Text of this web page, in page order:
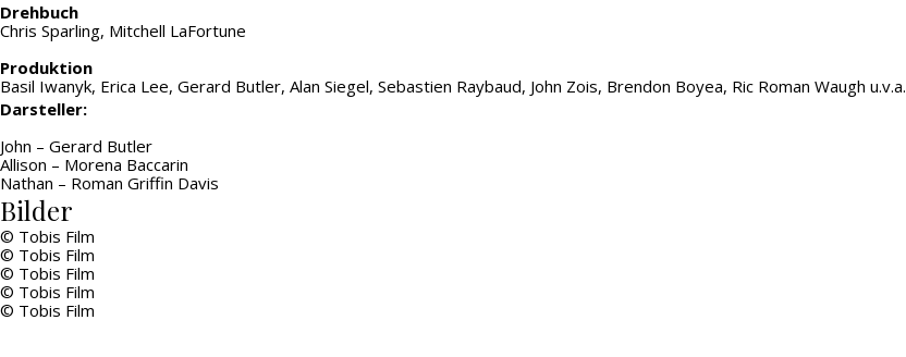
Drehbuch
Chris Sparling, Mitchell LaFortune
Produktion
Basil Iwanyk, Erica Lee, Gerard Butler, Alan Siegel, Sebastien Raybaud, John Zois, Brendon Boyea, Ric Roman Waugh u.v.a.
Darsteller:
John – Gerard Butler
Allison – Morena Baccarin
Nathan – Roman Griffin Davis
Bilder
© Tobis Film
© Tobis Film
© Tobis Film
© Tobis Film
© Tobis Film